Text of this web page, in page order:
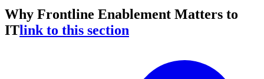
Why Frontline Enablement Matters to
ITlink to this section